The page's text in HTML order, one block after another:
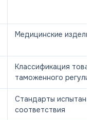
Медицинские изделия
Классификация
таможенного
Стандарты
соответствия